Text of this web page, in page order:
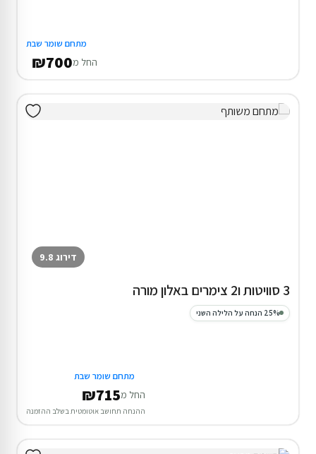
מתחם שומר שבת
החל מ₪700
דירוג 9.8
3 סוויטות ו2 צימרים באלון מורה
25% הנחה על הלילה השני
מתחם שומר שבת
החל מ₪715
ההנחה תחושב אוטומטית בשלב ההזמנה